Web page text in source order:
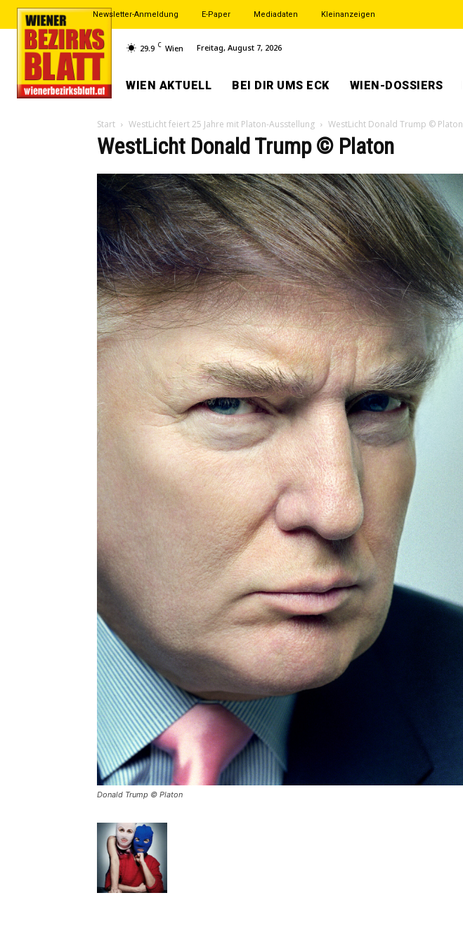
Newsletter-Anmeldung E-Paper Mediadaten Kleinanzeigen
29.9 C Wien Freitag, August 7, 2026
WIEN AKTUELL BEI DIR UMS ECK WIEN-DOSSIERS
Start WestLicht feiert 25 Jahre mit Platon-Ausstellung WestLicht Donald Trump © Platon
WestLicht Donald Trump © Platon
Donald Trump © Platon